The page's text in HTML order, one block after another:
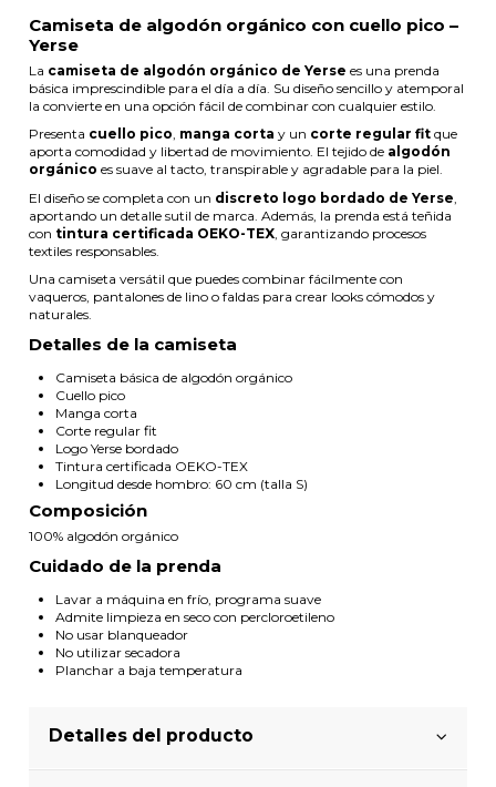
Camiseta de algodón orgánico con cuello pico –
Yerse
La camiseta de algodón orgánico de Yerse es una prenda
básica imprescindible para el día a día. Su diseño sencillo y atemporal
la convierte en una opción fácil de combinar con cualquier estilo.
Presenta cuello pico, manga corta y un corte regular fit que
aporta comodidad y libertad de movimiento. El tejido de algodón
orgánico es suave al tacto, transpirable y agradable para la piel.
El diseño se completa con un discreto logo bordado de Yerse
aportando un detalle sutil de marca. Además, la prenda está teñida
con tintura certificada OEKO-TEX , garantizando procesos
textiles responsables.
Una camiseta versátil que puedes combinar fácilmente con
vaqueros, pantalones de lino o faldas para crear looks cómodos y
naturales.
Detalles de la camiseta
Camiseta básica de algodón orgánico
Cuello pico
Manga corta
Corte regular fit
Logo Yerse bordado
Tintura certificada OEKO-TEX
Longitud desde hombro: 60 cm (talla S)
Composición
100% algodón orgánico
Cuidado de la prenda
Lavar a máquina en frío, programa suave
Admite limpieza en seco con percloroetileno
No usar blanqueador
No utilizar secadora
Planchar a baja temperatura
Detalles del producto